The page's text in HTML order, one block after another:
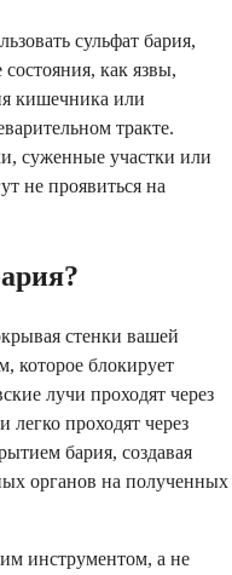
сульфат бария,
как язвы,
кишечника или
тракте.
суженные участки или
не проявиться на
стенки вашей
которое блокирует
лучи проходят через
легко проходят через
бария, создавая
органов на полученных
инструментом, а не